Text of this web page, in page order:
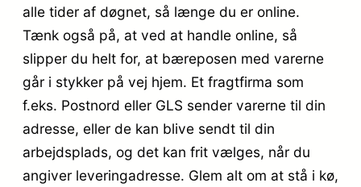
alle tider af døgnet, så længe du er online.
Tænk også på, at ved at handle online, så
slipper du helt for, at bæreposen med varerne
går i stykker på vej hjem. Et fragtfirma som
f.eks. Postnord eller GLS sender varerne til din
adresse, eller de kan blive sendt til din
arbejdsplads, og det kan frit vælges, når du
angiver leveringadresse. Glem alt om at stå i kø,